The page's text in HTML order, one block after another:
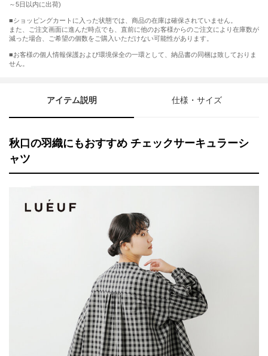
～5日以内に出荷)
■ショッピングカートに入った状態では、商品の在庫は確保されていません。
また、ご注文画面に進んだ時点でも、直前に他のお客様からのご注文により在庫数が
減った場合、ご希望の個数をご購入いただけない可能性があります。
■お客様の個人情報保護および環境保全の一環として、納品書の同梱は致しておりま
せん。
アイテム説明 仕様・サイズ
秋口の羽織にもおすすめ チェックサーキュラーシ
ャツ